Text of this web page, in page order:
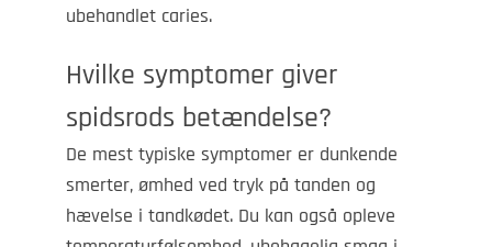
ubehandlet caries.
Hvilke symptomer giver
spidsrods betændelse?
De mest typiske symptomer er dunkende
smerter, ømhed ved tryk på tanden og
hævelse i tandkødet. Du kan også opleve